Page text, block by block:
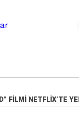
FILMI NETFLIX’TE